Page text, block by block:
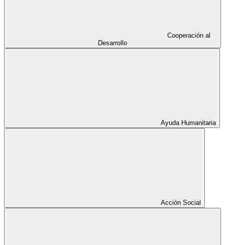
Desarrollo
Ayuda Humanitaria
Acción Social